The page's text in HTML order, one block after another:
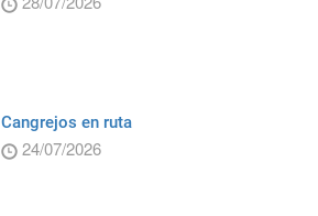
Cangrejos en ruta
24/07/2026